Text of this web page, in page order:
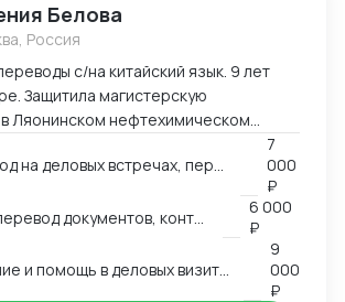
Белова
Россия
с/на китайский язык. 9 лет
Защитила магистерскую
Ляонинском нефтехимическом
сложности.
Устный перевод на деловых встречах, переговорах других мероприятиях
7
000
₽
6 000
₽
Сопровождение и помощь в деловых визитах, переездах и туристических поездках
9
000
₽